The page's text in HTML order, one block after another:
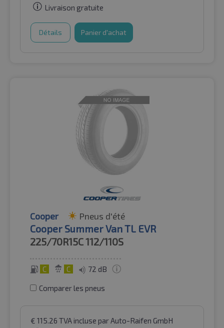
Livraison gratuite
Détails Panier d'achat
Cooper Pneus d'été
Cooper Summer Van TL EVR
225/70R15C112/110S
C C 72 dB
Comparer les pneus
€ 115.26 TVA incluse par Auto-Raifen GmbH